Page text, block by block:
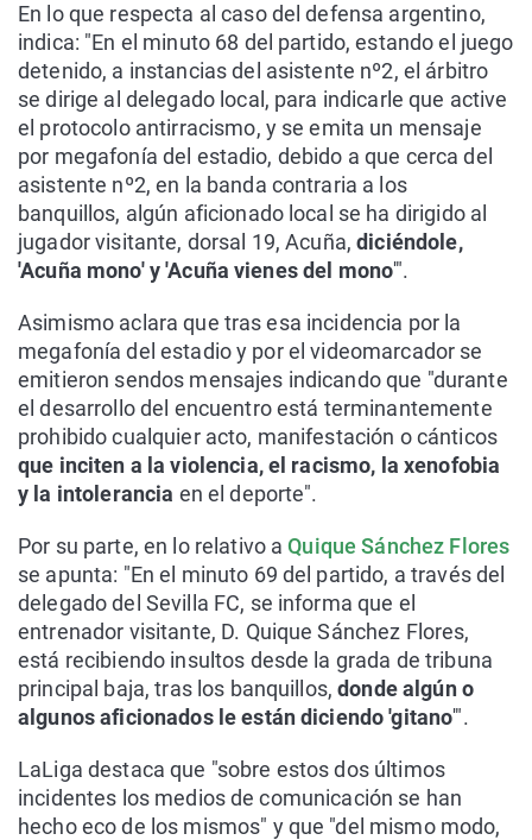
En lo que respecta al caso del defensa argentino,
indica: "En el minuto 68 del partido, estando el juego
detenido, a instancias del asistente nº2, el árbitro
se dirige al delegado local, para indicarle que active
el protocolo antirracismo, y se emita un mensaje
por megafonía del estadio, debido a que cerca del
asistente nº2, en la banda contraria a los
banquillos, algún aficionado local se ha dirigido al
jugador visitante, dorsal 19, Acuña,diciéndole,
'Acuña mono' y 'Acuña vienes del mono'".
Asimismo aclara que tras esa incidencia por la
megafonía del estadio y por el videomarcador se
emitieron sendos mensajes indicando que "durante
el desarrollo del encuentro está terminantemente
prohibido cualquier acto, manifestación o cánticos
que inciten a la violencia, el racismo, la xenofobia
y la intolerancia en el deporte".
Por su parte, en lo relativo aQuique Sánchez Flores
se apunta: "En el minuto 69 del partido, a través del
delegado del Sevilla FC, se informa que el
entrenador visitante, D. Quique Sánchez Flores,
está recibiendo insultos desde la grada de tribuna
principal baja, tras los banquillos,donde algún o
algunos aficionados le están diciendo 'gitano'".
LaLiga destaca que "sobre estos dos últimos
incidentes los medios de comunicación se han
hecho eco de los mismos" y que "del mismo modo,